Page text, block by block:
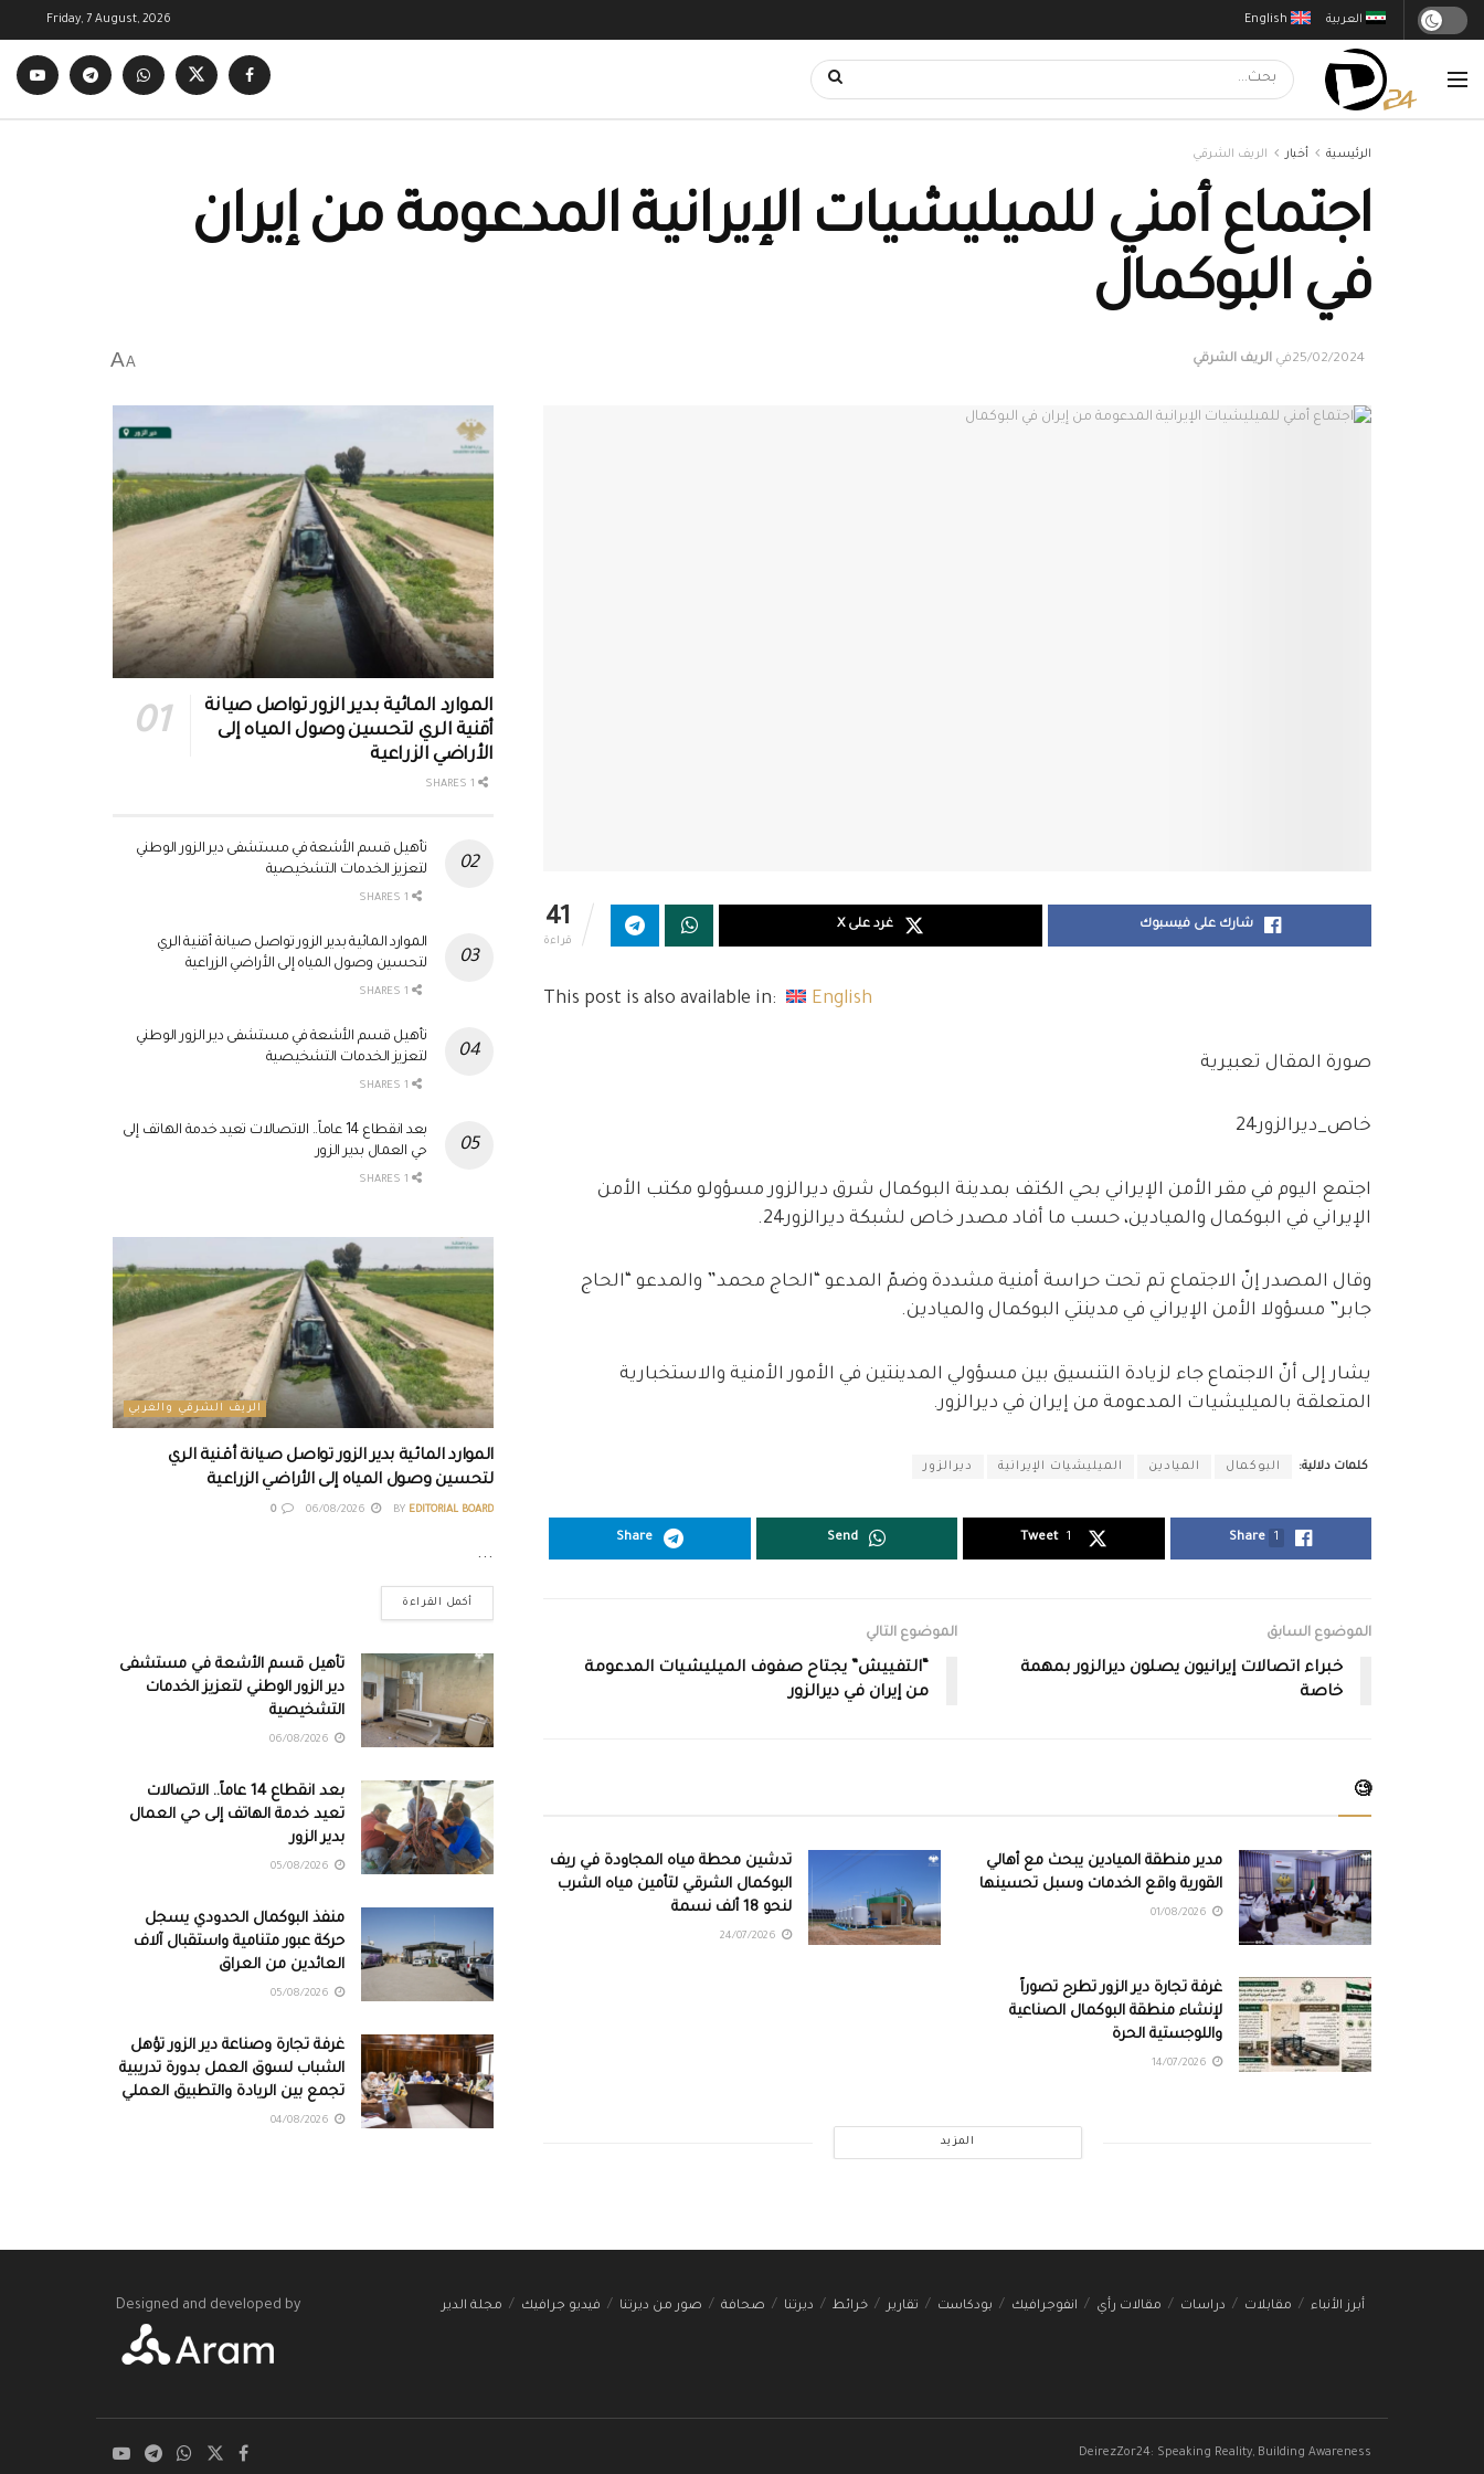
English العربية Friday, 7 August, 2026
الرئيسية أخبار الريف الشرقي
اجتماع أمني للميليشيات الإيرانية المدعومة من إيران
في البوكمال
25/02/2024في الريف الشرقي A
A
41
قراءة
شارك على فيسبوك غرد على X
This post is also available in: English
صورة المقال تعبيرية
خاص_ديرالزور24
اجتمع اليوم في مقر الأمن الإيراني بحي الكتف بمدينة البوكمال شرق ديرالزور مسؤولو مكتب الأمن
الإيراني في البوكمال والميادين، حسب ما أفاد مصدر خاص لشبكة ديرالزور24.
وقال المصدر إنّ الاجتماع تم تحت حراسة أمنية مشددة وضمّ المدعو “الحاج محمد” والمدعو “الحاج
جابر” مسؤولا الأمن الإيراني في مدينتي البوكمال والميادين.
يشار إلى أنّ الاجتماع جاء لزيادة التنسيق بين مسؤولي المدينتين في الأمور الأمنية والاستخبارية
المتعلقة بالميليشيات المدعومة من إيران في ديرالزور.
كلمات دلالية: البوكمال الميادين الميليشيات الإيرانية ديرالزور
Share 1
Tweet 1
Send
Share
الموضوع السابق
خبراء اتصالات إيرانيون يصلون ديرالزور بمهمة
خاصة
الموضوع التالي
“التفييش” يجتاح صفوف الميليشيات المدعومة
من إيران في ديرالزور
🧐
مدير منطقة الميادين يبحث مع أهالي
القورية واقع الخدمات وسبل تحسينها
تدشين محطة مياه المجاودة في ريف
البوكمال الشرقي لتأمين مياه الشرب
لنحو 18 ألف نسمة
غرفة تجارة دير الزور تطرح تصوراً
لإنشاء منطقة البوكمال الصناعية
واللوجستية الحرة
المزيد
الموارد المائية بدير الزور تواصل صيانة
أقنية الري لتحسين وصول المياه إلى
الأراضي الزراعية
تأهيل قسم الأشعة في مستشفى دير الزور الوطني
لتعزيز الخدمات التشخيصية
الموارد المائية بدير الزور تواصل صيانة أقنية الري
لتحسين وصول المياه إلى الأراضي الزراعية
تأهيل قسم الأشعة في مستشفى دير الزور الوطني
لتعزيز الخدمات التشخيصية
بعد انقطاع 14 عاماً.. الاتصالات تعيد خدمة الهاتف إلى
حي العمال بدير الزور
الريف الشرقي والغربي
الموارد المائية بدير الزور تواصل صيانة أقنية الري
لتحسين وصول المياه إلى الأراضي الزراعية
BY EDITORIAL BOARD
0
...
أكمل القراءة
تأهيل قسم الأشعة في مستشفى
دير الزور الوطني لتعزيز الخدمات
التشخيصية
بعد انقطاع 14 عاماً.. الاتصالات
تعيد خدمة الهاتف إلى حي العمال
بدير الزور
منفذ البوكمال الحدودي يسجل
حركة عبور متنامية واستقبال آلاف
العائدين من العراق
غرفة تجارة وصناعة دير الزور تؤهل
الشباب لسوق العمل بدورة تدريبية
تجمع بين الريادة والتطبيق العملي
أبرز الأنباء مقابلات دراسات مقالات رأي انفوجرافيك بودكاست تقارير خرائط ديرتنا صحافة صور من ديرتنا فيديو جرافيك مجلة الدير Designed and developed by
DeirezZor24: Speaking Reality, Building Awareness